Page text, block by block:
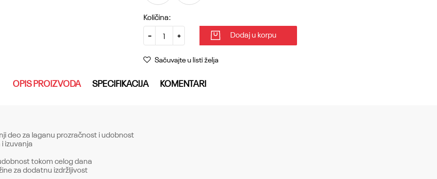
Količina:
Dodaj u korpu
Sačuvajte u listi želja
OPIS PROIZVODA SPECIFIKACIJA KOMENTARI
deo za laganu prozračnost i udobnost
izuvanja
tokom celog dana
za dodatnu izdržljivost